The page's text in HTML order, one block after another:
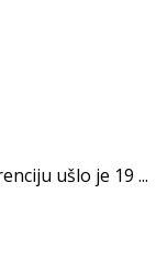
ušlo je 19 ...